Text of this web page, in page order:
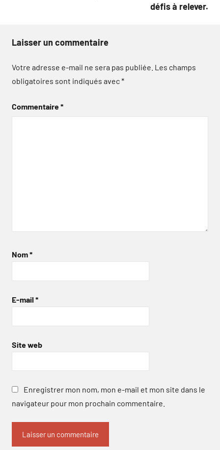
défis à relever.
Laisser un commentaire
Votre adresse e-mail ne sera pas publiée. Les champs
obligatoires sont indiqués avec*
Commentaire*
Nom*
E-mail *
Site web
Enregistrer mon nom, mon e-mail et mon site dans le
navigateur pour mon prochain commentaire.